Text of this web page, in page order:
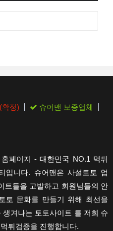
확정)
슈어맨 보증업체
페이지 - 대한민국 NO.1 먹튀
입니다. 슈어맨은 사설토토 업
트들을 고발하고 회원님들의 안
토 문화를 만들기 위해 최선을
겨나는 토토사이트 를 저희 슈
튀검증을 진행합니다.